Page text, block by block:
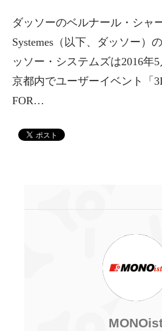
ダッソーのベルナール・シ
Systemes（以下、ダッソー）
ッソー・システムズは2016年
京都内でユーザーイベント「
FOR…